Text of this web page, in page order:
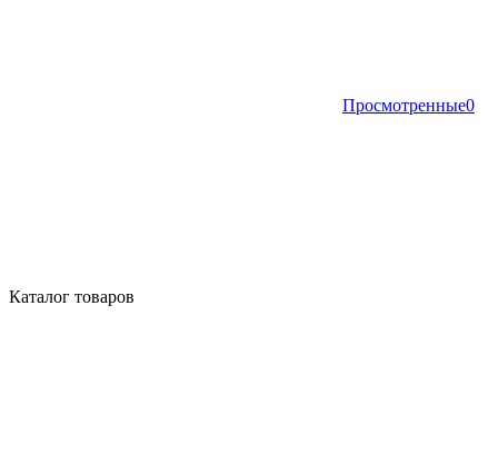
Просмотренные0
Каталог товаров